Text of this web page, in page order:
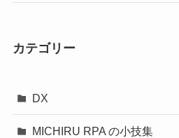
カテゴリー
DX
MICHIRU RPA の小技集